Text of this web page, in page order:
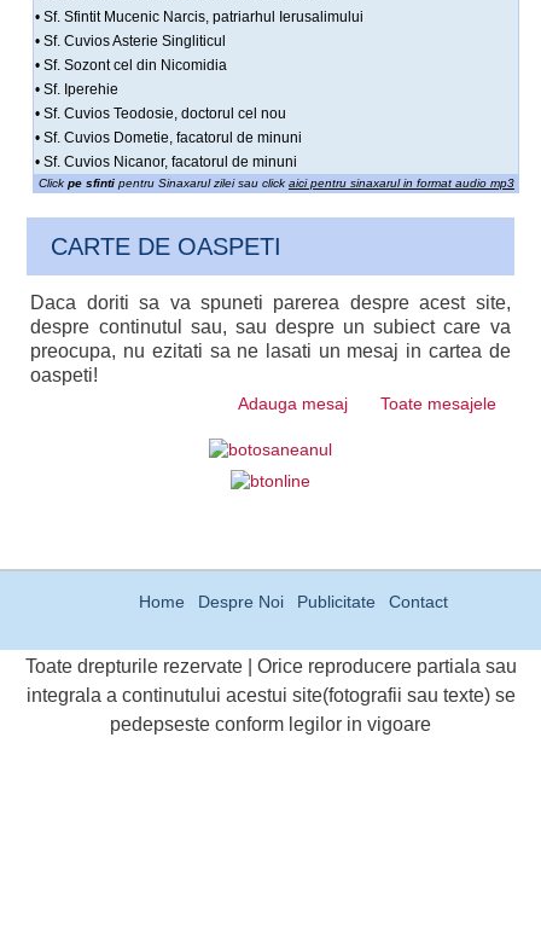
• Sf. Sfintit Mucenic Narcis, patriarhul Ierusalimului
• Sf. Cuvios Asterie Singliticul
• Sf. Sozont cel din Nicomidia
• Sf. Iperehie
• Sf. Cuvios Teodosie, doctorul cel nou
• Sf. Cuvios Dometie, facatorul de minuni
• Sf. Cuvios Nicanor, facatorul de minuni
Click pe sfintipentru Sinaxarul zilei sau click aici pentru sinaxarul in format audio mp3
CARTE DE OASPETI
Daca doriti sa va spuneti parerea despre acest site,
despre continutul sau, sau despre un subiect care va
preocupa, nu ezitati sa ne lasati un mesaj in cartea de
oaspeti!
Adauga mesaj Toate mesajele
Home Despre Noi Publicitate Contact
Toate drepturile rezervate | Orice reproducere partiala sau
integrala a continutului acestui site(fotografii sau texte) se
pedepseste conform legilor in vigoare